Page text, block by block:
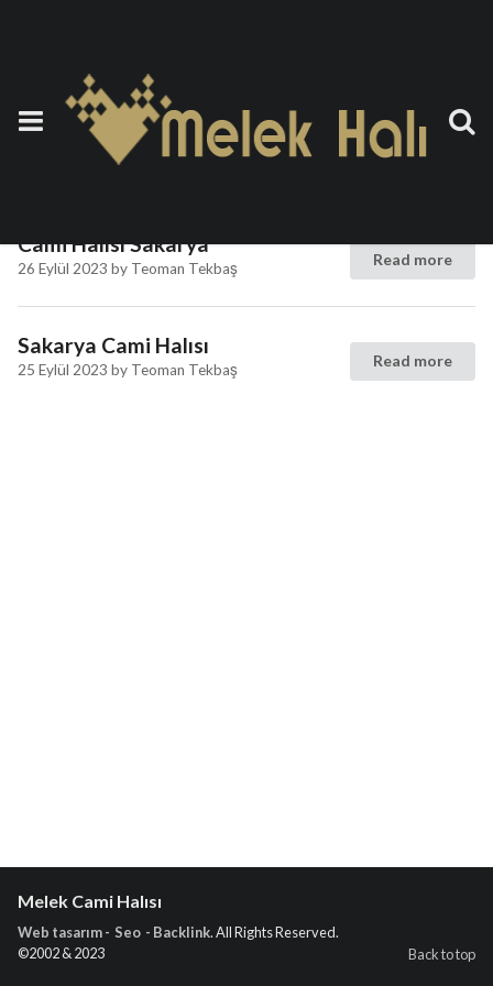
Etiket:Akrilik Cami Halısı
Sakarya
Cami Halısı Sakarya
26 Eylül 2023 by Teoman Tekbaş Read more
Sakarya Cami Halısı
25 Eylül 2023 by Teoman Tekbaş Read more
Melek Cami Halısı
Web tasarım - Seo - Backlink. All Rights Reserved.
©2002 & 2023
Back to top